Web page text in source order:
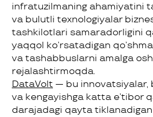
infratuzilmaning ahamiyatini
va bulutli texnologiyalar
tashkilotlari samaradorligini
yaqqol ko’rsatadigan
va tashabbuslarni amalga
rejalashtirmoqda.
DataVolt — bu innovatsiyalar,
va kengayishga katta e’tibor
darajadagi qayta